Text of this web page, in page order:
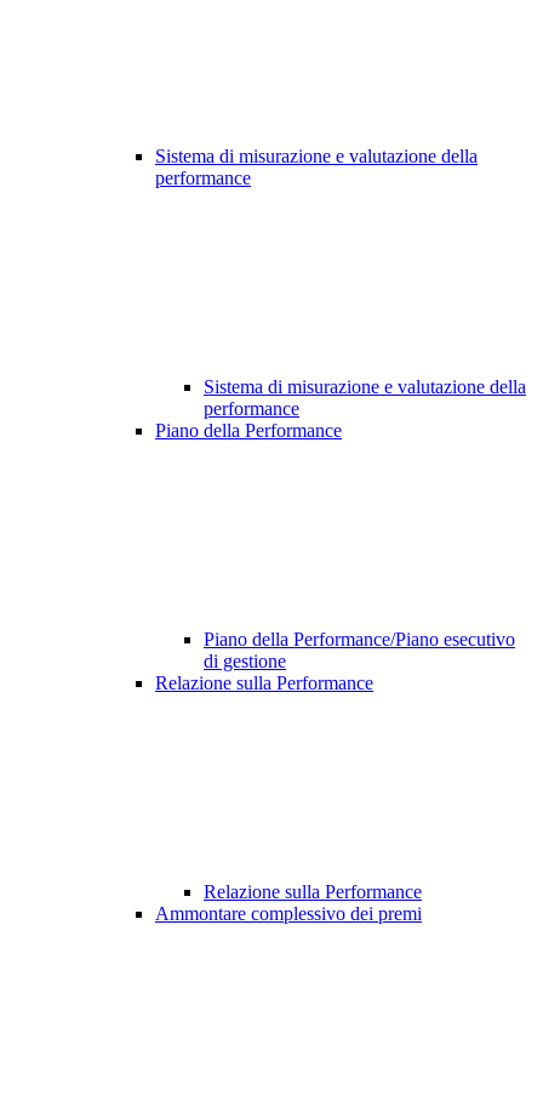
Sistema di misurazione e valutazione della
performance
Sistema di misurazione e valutazione della
performance
Piano della Performance
Piano della Performance/Piano esecutivo
di gestione
Relazione sulla Performance
Relazione sulla Performance
Ammontare complessivo dei premi